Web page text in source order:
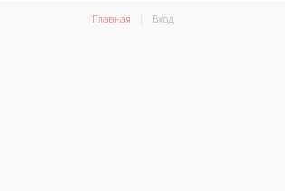
Главная Вход